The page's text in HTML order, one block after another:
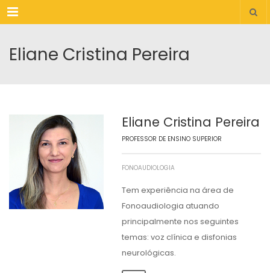
Menu
Eliane Cristina Pereira
Eliane Cristina Pereira
PROFESSOR DE ENSINO SUPERIOR
FONOAUDIOLOGIA
Tem experiência na área de
Fonoaudiologia atuando
principalmente nos seguintes
temas: voz clínica e disfonias
neurológicas.